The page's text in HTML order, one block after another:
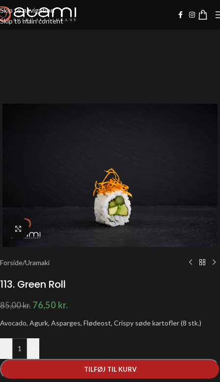
Skip to navigation
Skip to main content
Klik for at forstørre
Forside/Uramaki
113. Green Roll
85,00kr. 76,50 kr.
Avocado, Agurk, Asparges, Flødeost, Crispy søde kartofler (8 stk.)
TILFØJ TIL KURV